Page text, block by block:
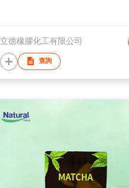
立德橡膠化工有限公司
查詢